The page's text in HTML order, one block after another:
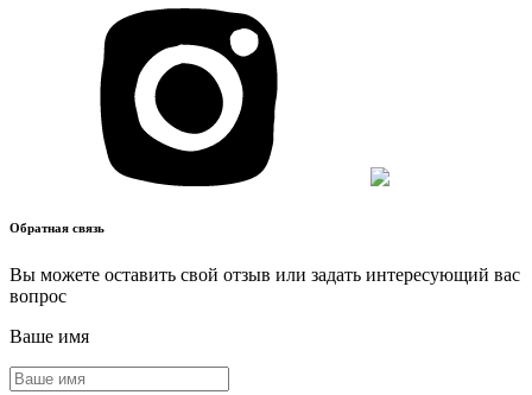
Обратная связь
Вы можете оставить свой отзыв или задать интересующий вас
вопрос
Ваше имя